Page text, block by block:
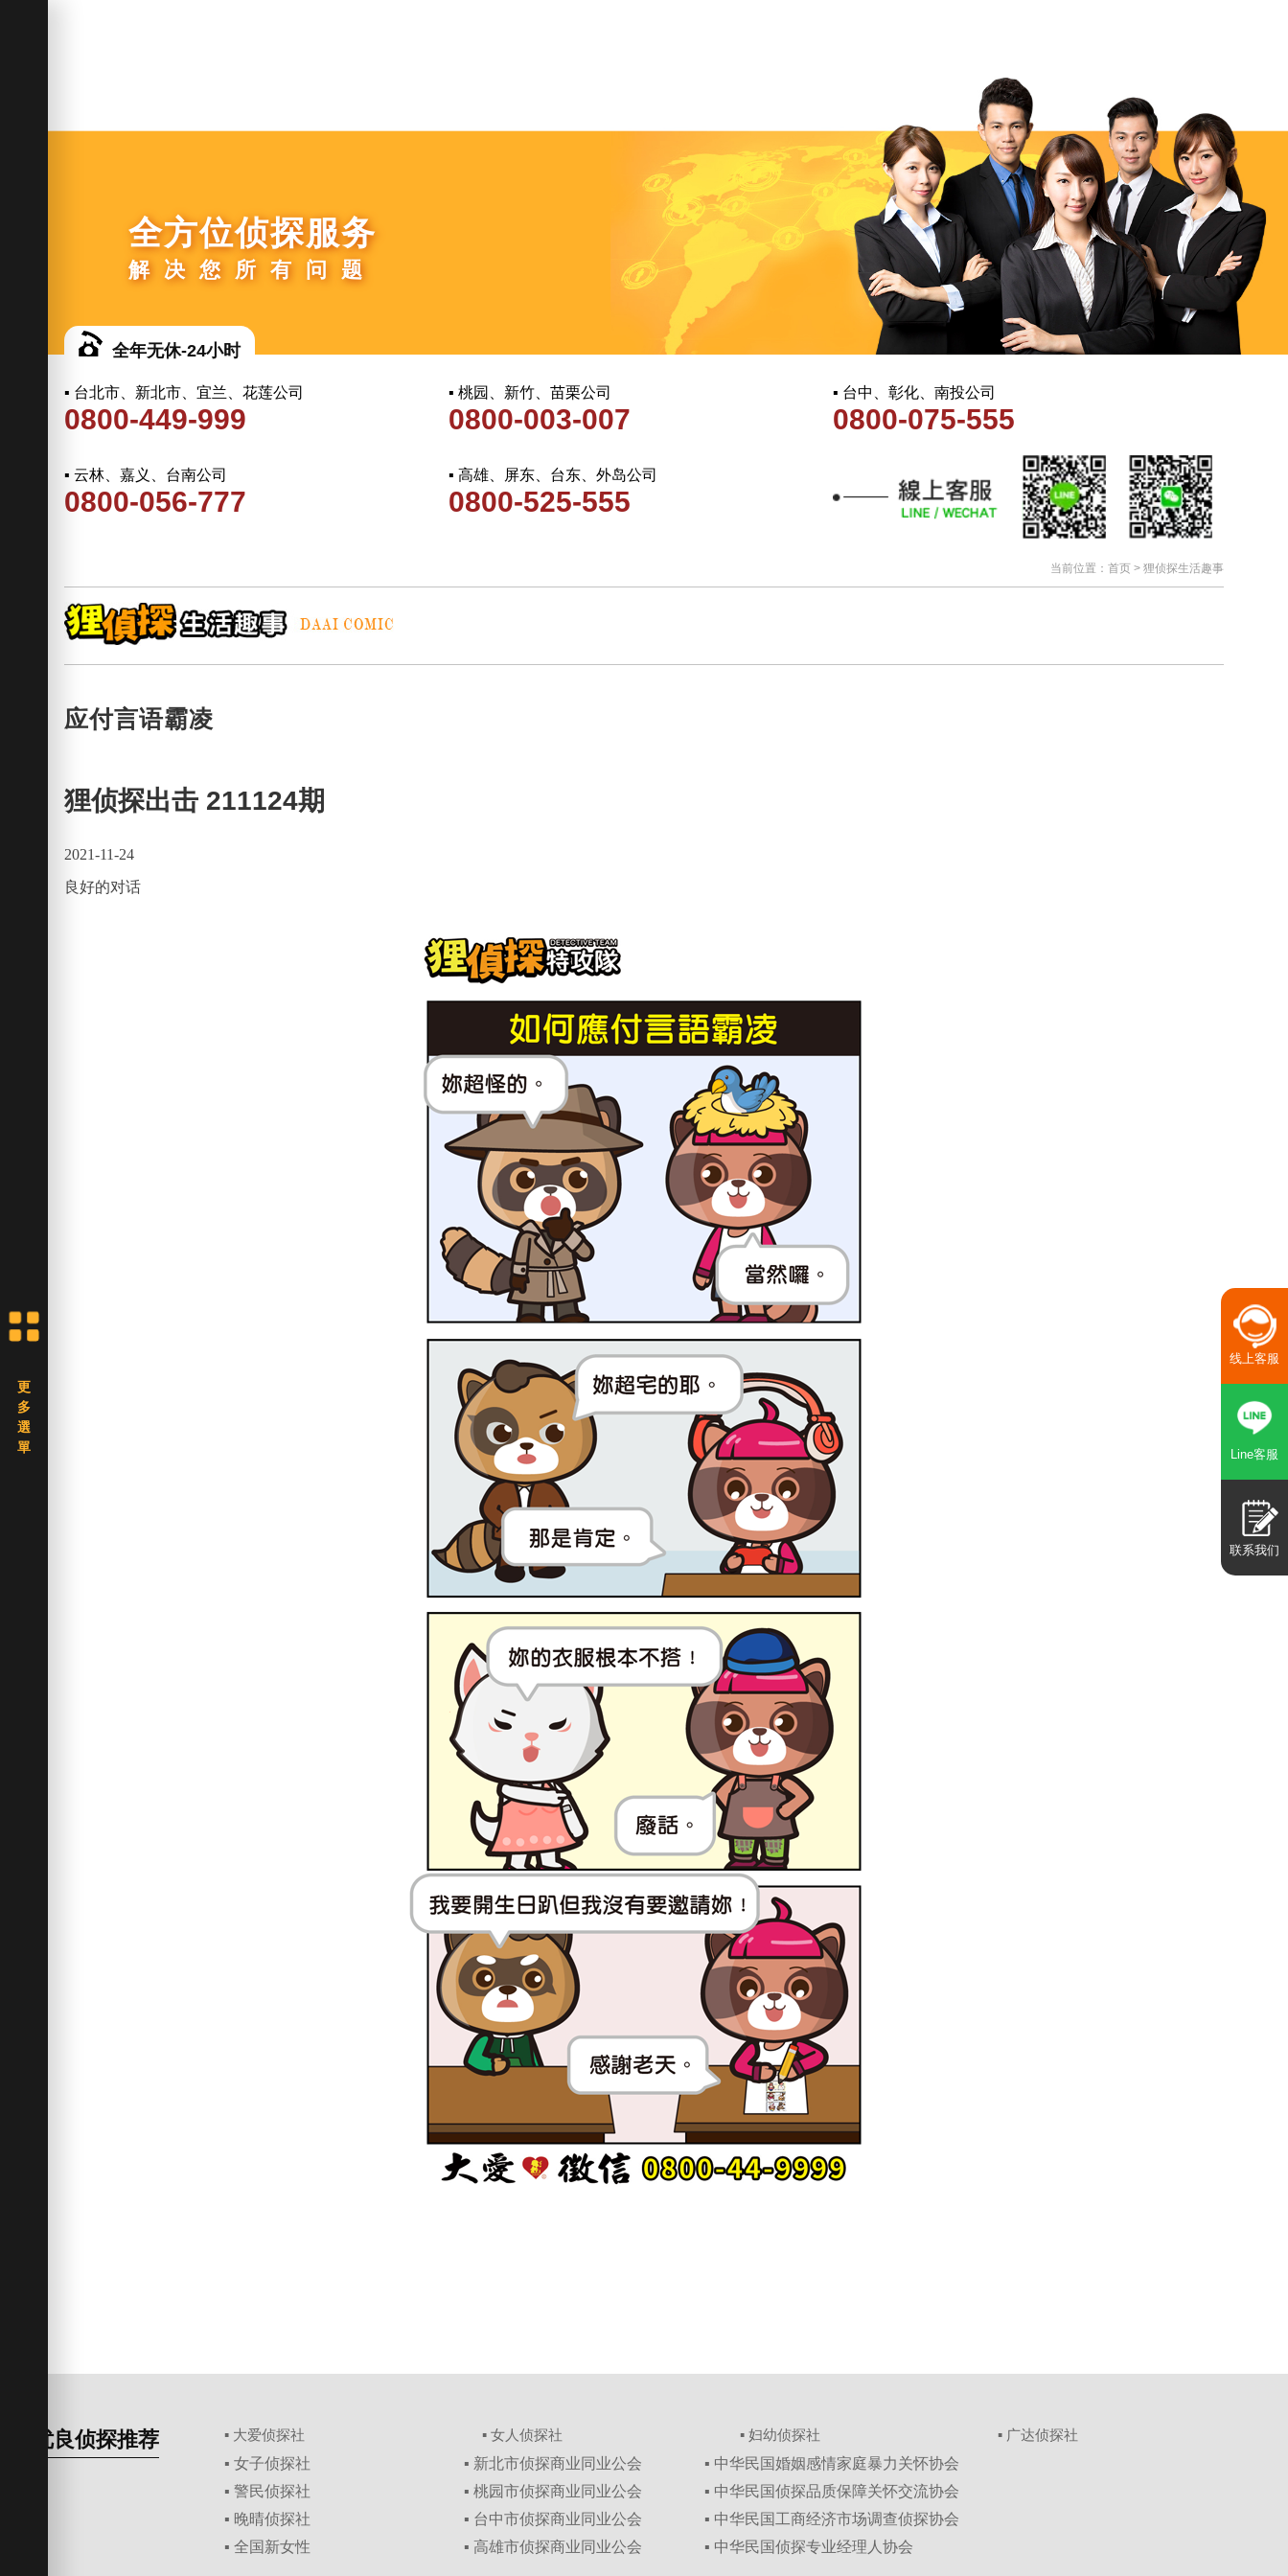
当前位置： 首页> 狸侦探生活趣事
全方位侦探服务
解决您所有问题
全年无休-24小时
▪ 台北市、新北市、宜兰、花莲公司
0800-449-999
▪ 桃园、新竹、苗栗公司
0800-003-007
▪ 台中、彰化、南投公司
0800-075-555
▪ 云林、嘉义、台南公司
0800-056-777
▪ 高雄、屏东、台东、外岛公司
0800-525-555
应付言语霸凌
狸侦探出击 211124期
2021-11-24
良好的对话
优良侦探推荐 ▪ 大爱侦探社 ▪ 女人侦探社 ▪ 妇幼侦探社 ▪ 广达侦探社
▪ 女子侦探社
▪ 警民侦探社
▪ 晚晴侦探社
▪ 全国新女性
▪ 新北市侦探商业同业公会
▪ 桃园市侦探商业同业公会
▪ 台中市侦探商业同业公会
▪ 高雄市侦探商业同业公会
▪ 中华民国婚姻感情家庭暴力关怀协会
▪ 中华民国侦探品质保障关怀交流协会
▪ 中华民国工商经济市场调查侦探协会
▪ 中华民国侦探专业经理人协会
线上客服
Line客服
联系我们